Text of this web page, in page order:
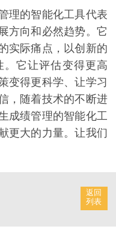
的智能化工具代表
方向和必然趋势。它
实际痛点，以创新的
它让评估变得更高
变得更科学、让学习
，随着技术的不断进
成绩管理的智能化工
更大的力量。让我们
返回
列表